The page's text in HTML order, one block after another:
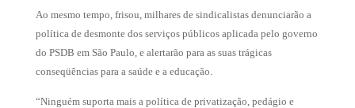
Ao mesmo tempo, frisou, milhares de sindicalistas denunciarão a
política de desmonte dos serviços públicos aplicada pelo governo
do PSDB em São Paulo, e alertarão para as suas trágicas
conseqüências para a saúde e a educação.
“Ninguém suporta mais a política de privatização, pedágio e